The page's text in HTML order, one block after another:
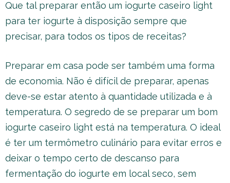
Que tal preparar então um iogurte caseiro light
para ter iogurte à disposição sempre que
precisar, para todos os tipos de receitas?
Preparar em casa pode ser também uma forma
de economia. Não é difícil de preparar, apenas
deve-se estar atento à quantidade utilizada e à
temperatura. O segredo de se preparar um bom
iogurte caseiro light está na temperatura. O ideal
é ter um termômetro culinário para evitar erros e
deixar o tempo certo de descanso para
fermentação do iogurte em local seco, sem